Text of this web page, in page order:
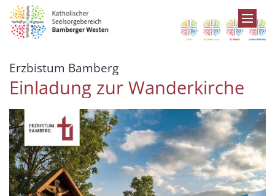
Zum Inhalt springen
Erzbistum Bamberg:
Einladung zur Wanderkirche